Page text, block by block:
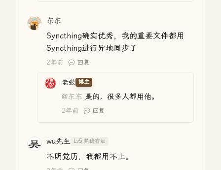
东东
Syncthing确实优秀，我的重要文件都用
Syncthing进行异地同步了
2年前 回复
老张 博主
@东东 是的，很多人都用他。
2年前 回复
wu先生 Lv5.熟稔有加
不明觉历，我都用不上。